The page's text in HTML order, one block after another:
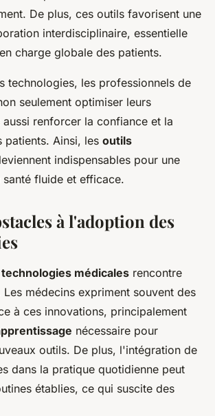
De plus, ces outils favorisent une
interdisciplinaire, essentielle
charge globale des patients.
technologies, les professionnels de
seulement optimiser leurs
aussi renforcer la confiance et la
patients. Ainsi, les outils
indispensables pour une
fluide et efficace.
à l'adoption des
technologies médicales rencontre
Les médecins expriment souvent des
à ces innovations, principalement
nécessaire pour
outils. De plus, l'intégration de
dans la pratique quotidienne peut
établies, ce qui suscite des